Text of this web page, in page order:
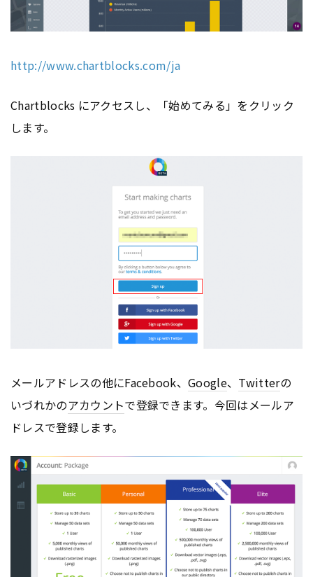
http://www.chartblocks.com/ja
Chartblocks にアクセスし、「始めてみる」をクリック
します。
メールアドレスの他にFacebook、Google、 Twitterの
いづれかのアカウントで登録できます。今回はメールア
ドレスで登録します。